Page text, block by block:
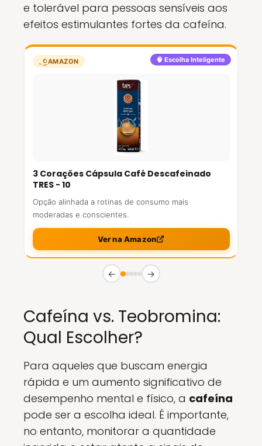
e tolerável para pessoas sensíveis aos
efeitos estimulantes fortes da cafeína.
🧠 Escolha Inteligente
AMAZON
3 Corações Cápsula Café Descafeinado
TRES - 10
Opção alinhada a rotinas de consumo mais
moderadas e conscientes.
Ver na Amazon
← →
Cafeína vs. Teobromina:
Qual Escolher?
Para aqueles que buscam energia
rápida e um aumento significativo de
desempenho mental e físico, a cafeína
pode ser a escolha ideal. É importante,
no entanto, monitorar a quantidade